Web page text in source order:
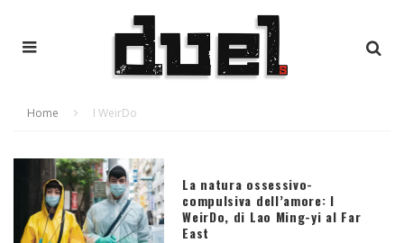
Home I WeirDo
La natura ossessivo-
compulsiva dell’amore: I
WeirDo, di Lao Ming-yi al Far
East